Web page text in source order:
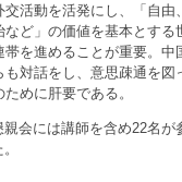
交活動を活発にし、「自由
ど」の価値を基本とする
帯を進めることが重要。中
も対話をし、意思疎通を図
めに肝要である。
会には講師を含め22名が